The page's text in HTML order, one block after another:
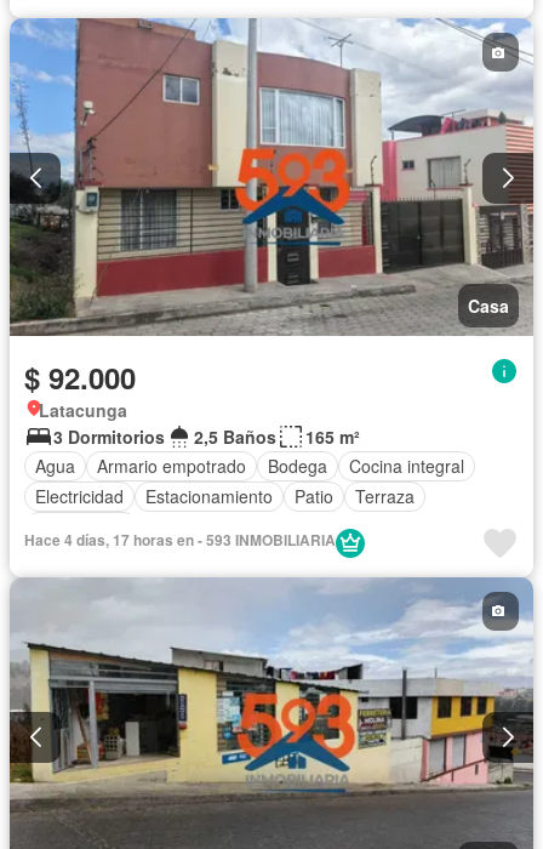
Casa
$ 92.000
Latacunga
3 Dormitorios
2,5 Baños
165 m²
Agua
Armario empotrado Bodega
Cocina integral
Electricidad
Estacionamiento Patio
Terraza
Hace 4 días, 17 horas en - 593 INMOBILIARIA